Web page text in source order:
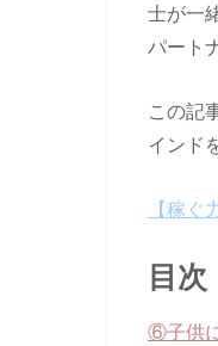
士が一
パート
この記
インド
【稼
目次
⑥子供